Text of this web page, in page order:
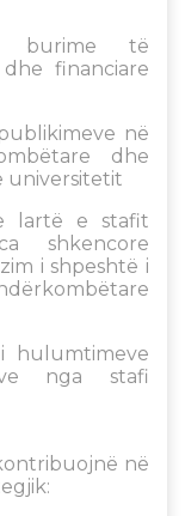
burime të
financiare
në
dhe
universitetit
lartë e stafit
shkencore
i shpeshtë i
hulumtimeve
nga stafi
në